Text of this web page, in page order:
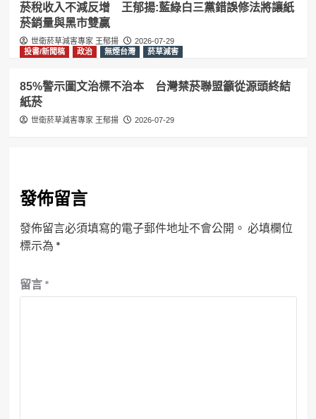
菸稅收入不減反增 王郁揚:藍綠白三黨錯誤修法將讓紙
菸銷量與黑市雙贏
世衛菸草減害專家 王郁揚
2026-07-29
投書/新聞稿
政治 無煙台灣 菸草減害
85%警示圖文治標不治本 台灣禁菸聯盟籲從源頭終結
紙菸
世衛菸草減害專家 王郁揚 2026-07-29
發佈留言
發佈留言必須填寫的電子郵件地址不會公開。 必填欄位
標示為 *
留言 *